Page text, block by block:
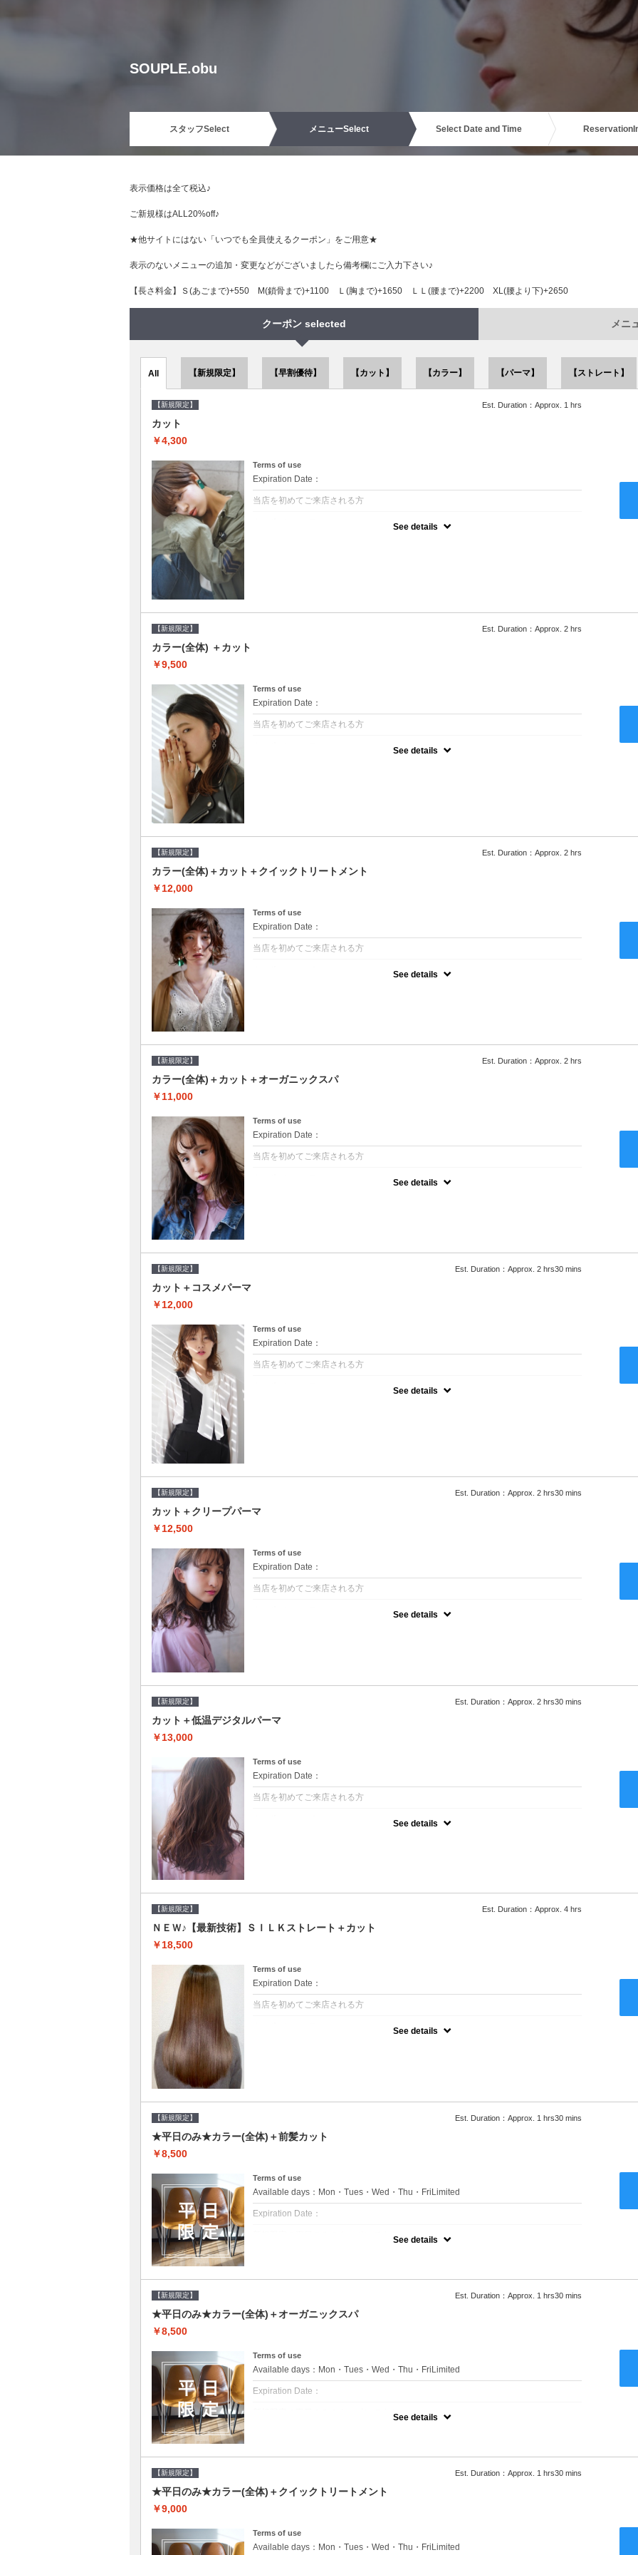
SOUPLE.obu
スタッフSelect メニューSelect Select Date and Time Reservation
表示価格は全て税込♪
ご新規様はALL20%off♪
★他サイトにはない「いつでも全員使えるクーポン」をご用意★
表示のないメニューの追加・変更などがございましたら備考欄にご入力下さい♪
【長さ料金】Ｓ(あごまで)+550 М(鎖骨まで)+1100 Ｌ(胸まで)+1650 ＬＬ(腰まで)+2200 XL(腰より下)+2650
クーポン selected メニ
All 【新規限定】 【早割優待】 【カット】 【カラー】 【パーマ】 【ストレート】
【新規限定】 Est. Duration：Approx. 1 hrs
カット
￥4,300
Terms of use
Expiration Date：
当店を初めてご来店される方
See details
【新規限定】 Est. Duration：Approx. 2 hrs
カラー(全体) ＋カット
￥9,500
Terms of use
Expiration Date：
当店を初めてご来店される方
See details
【新規限定】 Est. Duration：Approx. 2 hrs
カラー(全体)＋カット＋クイックトリートメント
￥12,000
Terms of use
Expiration Date：
当店を初めてご来店される方
See details
【新規限定】 Est. Duration：Approx. 2 hrs
カラー(全体)＋カット＋オーガニックスパ
￥11,000
Terms of use
Expiration Date：
当店を初めてご来店される方
See details
【新規限定】 Est. Duration：Approx. 2 hrs30 mins
カット＋コスメパーマ
￥12,000
Terms of use
Expiration Date：
当店を初めてご来店される方
See details
【新規限定】 Est. Duration：Approx. 2 hrs30 mins
カット＋クリープパーマ
￥12,500
Terms of use
Expiration Date：
当店を初めてご来店される方
See details
【新規限定】 Est. Duration：Approx. 2 hrs30 mins
カット＋低温デジタルパーマ
￥13,000
Terms of use
Expiration Date：
当店を初めてご来店される方
See details
【新規限定】 Est. Duration：Approx. 4 hrs
ＮＥＷ♪【最新技術】ＳＩＬＫストレート＋カット
￥18,500
Terms of use
Expiration Date：
当店を初めてご来店される方
See details
【新規限定】 Est. Duration：Approx. 1 hrs30 mins
★平日のみ★カラー(全体)＋前髪カット
￥8,500
Terms of use
Available days：Mon・Tues・Wed・Thu・FriLimited
Expiration Date：
新規限定の平日のみのクーポンです★
をご提案させて頂きます●選べるシャンプー付き●次回以降は早期割引で10～20%off
See details
【新規限定】 Est. Duration：Approx. 1 hrs30 mins
★平日のみ★カラー(全体)＋オーガニックスパ
￥8,500
Terms of use
Available days：Mon・Tues・Wed・Thu・FriLimited
Expiration Date：
新規限定の平日のみのクーポンです★
をご提案させて頂きます●選べるシャンプー付き●次回以降は早期割引で10～20%off
See details
【新規限定】 Est. Duration：Approx. 1 hrs30 mins
★平日のみ★カラー(全体)＋クイックトリートメント
￥9,000
Terms of use
Available days：Mon・Tues・Wed・Thu・FriLimited